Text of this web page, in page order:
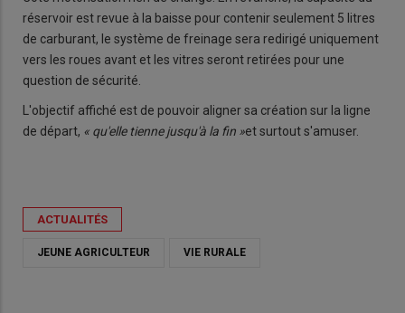
réservoir est revue à la baisse pour contenir seulement 5 litres
de carburant, le système de freinage sera redirigé uniquement
vers les roues avant et les vitres seront retirées pour une
question de sécurité.
L'objectif affiché est de pouvoir aligner sa création sur la ligne
de départ, « qu'elle tienne jusqu'à la fin »et surtout s'amuser.
ACTUALITÉS
JEUNE AGRICULTEUR VIE RURALE